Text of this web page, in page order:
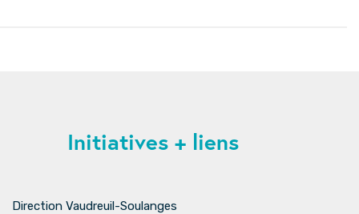
Initiatives + liens
Direction Vaudreuil-Soulanges